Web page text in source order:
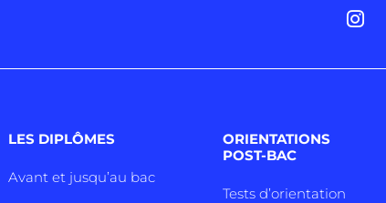
LES DIPLÔMES
Avant et jusqu’au bac
ORIENTATIONS
POST-BAC
Tests d’orientation